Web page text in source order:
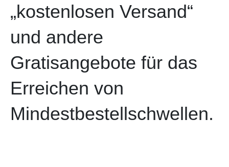
„kostenlosen Versand“
und andere
Gratisangebote für das
Erreichen von
Mindestbestellschwellen.